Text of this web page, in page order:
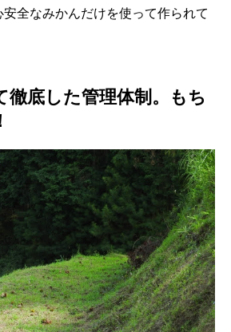
全なみかんだけを使って作られて
徹底した管理体制。もち